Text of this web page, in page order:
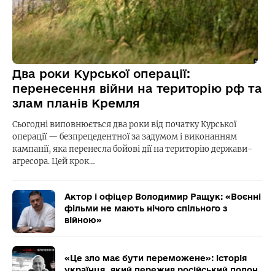
Два роки Курської операції:
перенесення війни на територію рф та
злам планів Кремля
Сьогодні виповнюється два роки від початку Курської
операції — безпрецедентної за задумом і виконанням
кампанії, яка перенесла бойові дії на територію держави-
агресора. Цей крок…
Актор і офіцер Володимир Ращук: «Воєнні
фільми не мають нічого спільного з
війною»
«Це зло має бути переможене»: історія